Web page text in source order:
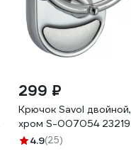
299 ₽
Крючок Savol двойной,
хром S-007054 23219
4.9(25)